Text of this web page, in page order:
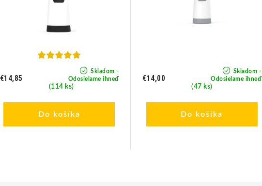
Skladom -
Odosielame ihneď
(114 ks)
€14,85
Do košíka
Skladom -
Odosielame ihneď
(47 ks)
€14,00
Do košíka